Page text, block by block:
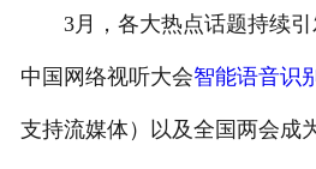
3月，各大热点话题持续引
中国网络视听大会智能语音识
支持流媒体）以及全国两会成